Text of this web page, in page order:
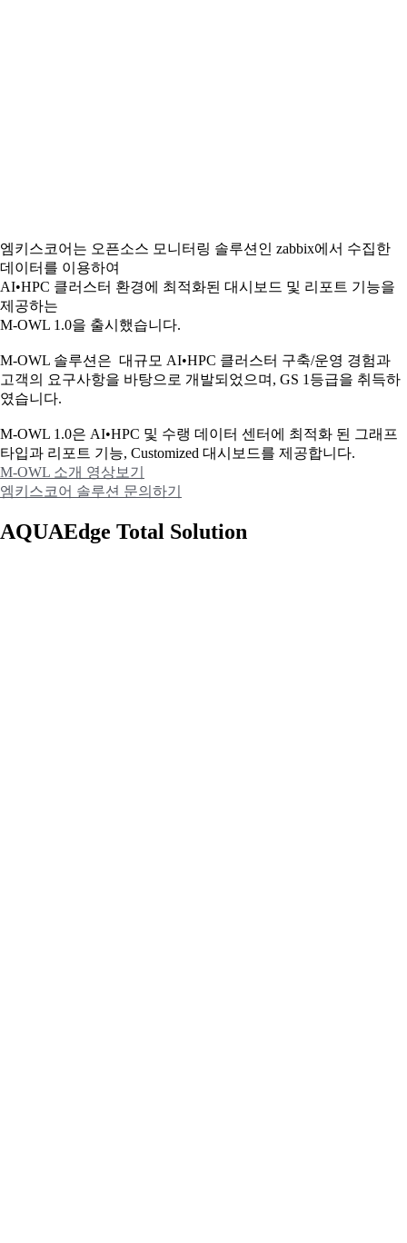
엠키스코어는 오픈소스 모니터링 솔루션인 zabbix에서 수집한
데이터를 이용하여
AI•HPC 클러스터 환경에 최적화된 대시보드 및 리포트 기능을
제공하는
M-OWL 1.0을 출시했습니다.
M-OWL 솔루션은 대규모 AI•HPC 클러스터 구축/운영 경험과
고객의 요구사항을 바탕으로 개발되었으며, GS 1등급을 취득하
였습니다.
M-OWL 1.0은 AI•HPC 및 수랭 데이터 센터에 최적화 된 그래프
타입과 리포트 기능, Customized 대시보드를 제공합니다.
M-OWL 소개 영상보기
엠키스코어 솔루션 문의하기
AQUAEdge Total Solution